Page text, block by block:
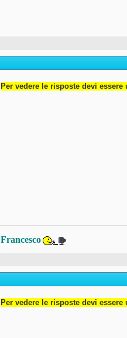
Per vedere le risposte devi
Francesco
Per vedere le risposte devi